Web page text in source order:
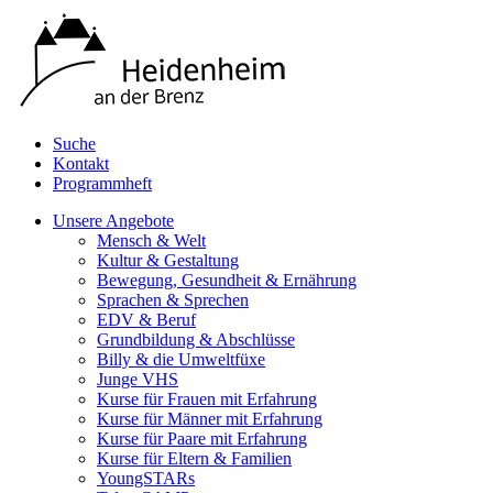
Suche
Kontakt
Programmheft
Unsere Angebote
Mensch & Welt
Kultur & Gestaltung
Bewegung, Gesundheit & Ernährung
Sprachen & Sprechen
EDV & Beruf
Grundbildung & Abschlüsse
Billy & die Umweltfüxe
Junge VHS
Kurse für Frauen mit Erfahrung
Kurse für Männer mit Erfahrung
Kurse für Paare mit Erfahrung
Kurse für Eltern & Familien
YoungSTARs